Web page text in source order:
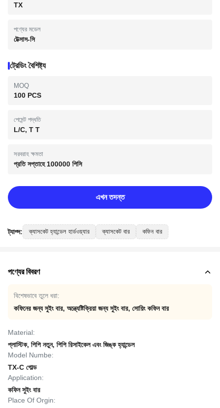
TX
পণ্যের মডেল
টেক্সাস-সি
ট্রেডিং বৈশিষ্ট্য
MOQ
100 PCS
পেমেন্ট পদ্ধতি
L/C, T T
সরবরাহ ক্ষমতা
প্রতি সপ্তাহে 100000 পিসি
এখন তদন্ত
ট্যাগ্স: ক্যাসকেট হ্যান্ডেল হার্ডওয়্যার ক্যাসকেট বার কফিন বার
পণ্যের বিবরণ
বিশেষভাবে তুলে ধরা:
কফিনের জন্য সুইং বার, অন্ত্যেষ্টিক্রিয়া জন্য সুইং বার, সোয়িং কফিন বার
Material:
প্লাস্টিক, পিপি নতুন, পিপি রিসাইকেল এবং জিঙ্ক হ্যান্ডেল
Model Numbe:
TX-C গোল্ড
Application:
কফিন সুইং বার
Place Of Orgin: